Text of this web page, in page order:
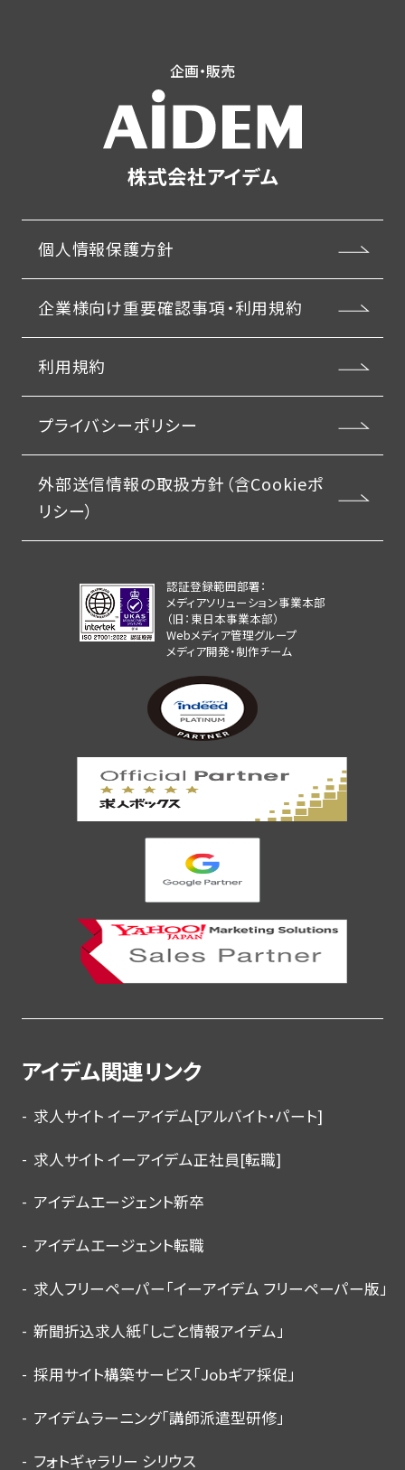
企画・販売
株式会社アイデム
個人情報保護方針
企業様向け重要確認事項・利用規約
利用規約
プライバシーポリシー
外部送信情報の取扱方針（含Cookieポ
リシー）
認証登録範囲部署：
メディアソリューション事業本部
（旧：東日本事業本部）
Webメディア管理グループ
メディア開発・制作チーム
アイデム関連リンク
求人サイト イーアイデム[アルバイト・パート]
求人サイト イーアイデム正社員[転職]
アイデムエージェント新卒
アイデムエージェント転職
求人フリーペーパー「イーアイデム フリーペーパー版」
新聞折込求人紙「しごと情報アイデム」
採用サイト構築サービス「Jobギア採促」
アイデムラーニング「講師派遣型研修」
フォトギャラリー シリウス